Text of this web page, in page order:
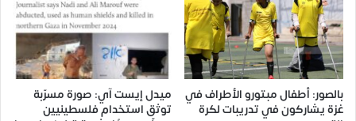
بالصور: أطفال مبتورو الأطراف في
غزة يشاركون في تدريبات لكرة
ميدل إيست آي: صورة مسرّبة
توثق استخدام فلسطينيين